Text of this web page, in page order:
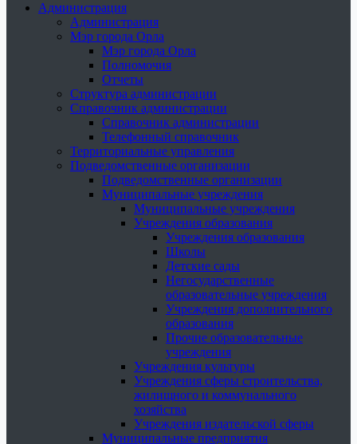
Администрация
Администрация
Мэр города Орла
Мэр города Орла
Полномочия
Отчеты
Структура администрации
Справочник администрации
Справочник администрации
Телефонный справочник
Территориальные управления
Подведомственные организации
Подведомственные организации
Муниципальные учреждения
Муниципальные учреждения
Учреждения образования
Учреждения образования
Школы
Детские сады
Негосударственные
образовательные учреждения
Учреждения дополнительного
образования
Прочие образовательные
учреждения
Учреждения культуры
Учреждения сферы строительства,
жилищного и коммунального
хозяйства
Учреждения издательской сферы
Муниципальные предприятия